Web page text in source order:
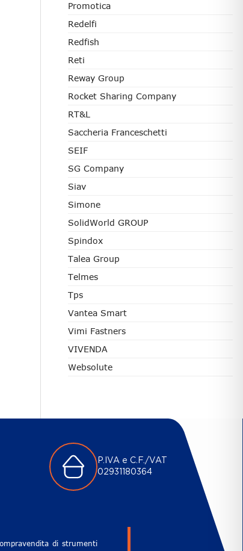
Promotica
Redelfi
Redfish
Reti
Reway Group
Rocket Sharing Company
RT&L
Saccheria Franceschetti
SEIF
SG Company
Siav
Simone
SolidWorld GROUP
Spindox
Talea Group
Telmes
Tps
Vantea Smart
Vimi Fastners
VIVENDA
Websolute
P.IVA e C.F./VAT
02931180364
di strumenti